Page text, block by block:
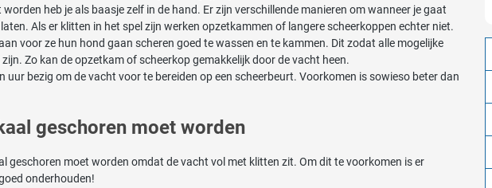
heb je als baasje zelf in de hand. Er zijn verschillende manieren om wanneer je gaat
Als er klitten in het spel zijn werken opzetkammen of langere scheerkoppen echter niet.
voor ze hun hond gaan scheren goed te wassen en te kammen. Dit zodat alle mogelijke
Zo kan de opzetkam of scheerkop gemakkelijk door de vacht heen.
uur bezig om de vacht voor te bereiden op een scheerbeurt. Voorkomen is sowieso beter dan
geschoren moet worden
geschoren moet worden omdat de vacht vol met klitten zit. Om dit te voorkomen is er
onderhouden!